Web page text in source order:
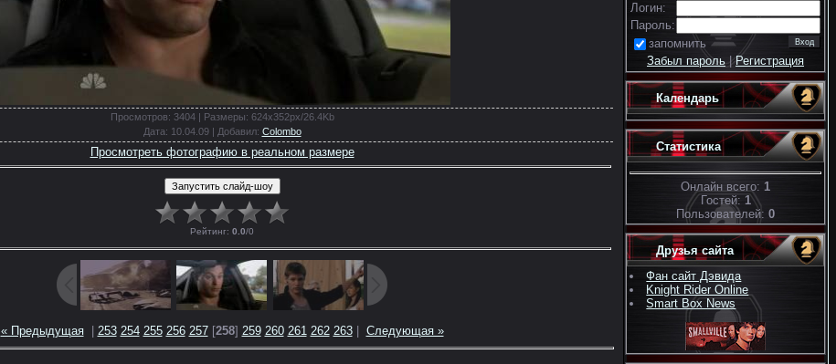
Просмотров: 3404 | Размеры: 624x352px/26.4Kb
Дата: 10.04.09 | Добавил: Colombo
Просмотреть фотографию в реальном размере
Рейтинг: 0.0/0
« Предыдущая| 253 254 255 256 257[258] 259 260 261 262 263| Следующая »
Логин:
Пароль:
запомнить
Забыл пароль|Регистрация
Календарь
Статистика
Онлайн всего: 1
Гостей: 1
Пользователей: 0
Друзья сайта
Фан сайт Дэвида
Knight Rider Online
Smart Box News